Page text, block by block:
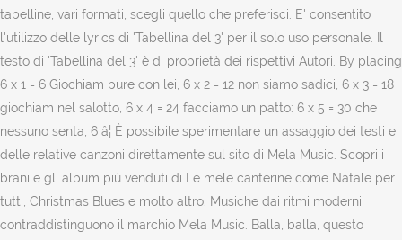
tabelline, vari formati, scegli quello che preferisci. E' consentito
l'utilizzo delle lyrics di 'Tabellina del 3' per il solo uso personale. Il
testo di 'Tabellina del 3' è di proprietà dei rispettivi Autori. By placing
6 x 1 = 6 Giochiam pure con lei, 6 x 2 = 12 non siamo sadici, 6 x 3 = 18
giochiam nel salotto, 6 x 4 = 24 facciamo un patto: 6 x 5 = 30 che
nessuno senta, 6 â¦ È possibile sperimentare un assaggio dei testi e
delle relative canzoni direttamente sul sito di Mela Music. Scopri i
brani e gli album più venduti di Le mele canterine come Natale per
tutti, Christmas Blues e molto altro. Musiche dai ritmi moderni
contraddistinguono il marchio Mela Music. Balla, balla, questo